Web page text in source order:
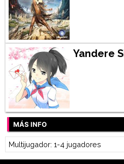
Yandere
MÁS INFO
Multijugador: 1-4 jugadores